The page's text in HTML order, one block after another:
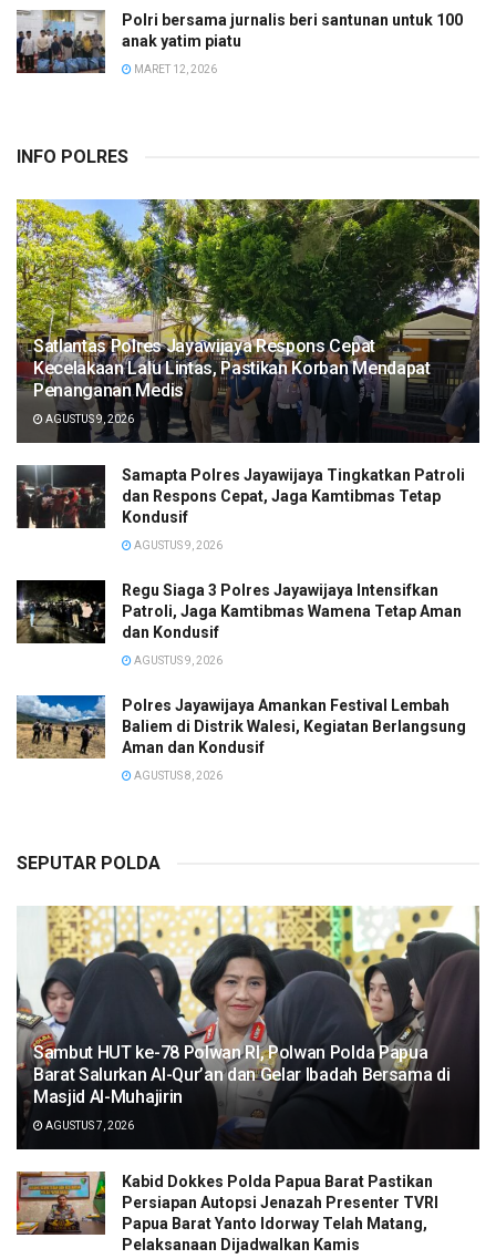
Polri bersama jurnalis beri santunan untuk 100
anak yatim piatu
MARET 12, 2026
INFO POLRES
Satlantas Polres Jayawijaya Respons Cepat
Kecelakaan Lalu Lintas, Pastikan Korban Mendapat
Penanganan Medis
AGUSTUS 9, 2026
Samapta Polres Jayawijaya Tingkatkan Patroli
dan Respons Cepat, Jaga Kamtibmas Tetap
Kondusif
AGUSTUS 9, 2026
Regu Siaga 3 Polres Jayawijaya Intensifkan
Patroli, Jaga Kamtibmas Wamena Tetap Aman
dan Kondusif
AGUSTUS 9, 2026
Polres Jayawijaya Amankan Festival Lembah
Baliem di Distrik Walesi, Kegiatan Berlangsung
Aman dan Kondusif
AGUSTUS 8, 2026
SEPUTAR POLDA
Sambut HUT ke-78 Polwan RI, Polwan Polda Papua
Barat Salurkan Al-Qur’an dan Gelar Ibadah Bersama di
Masjid Al-Muhajirin
AGUSTUS 7, 2026
Kabid Dokkes Polda Papua Barat Pastikan
Persiapan Autopsi Jenazah Presenter TVRI
Papua Barat Yanto Idorway Telah Matang,
Pelaksanaan Dijadwalkan Kamis